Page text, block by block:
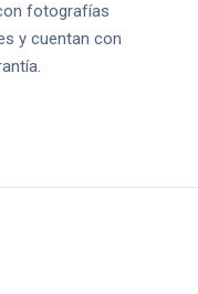
fotografías
y cuentan con